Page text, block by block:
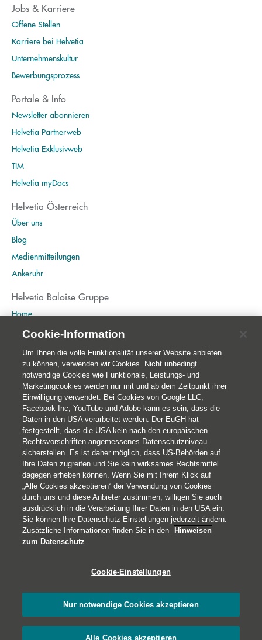
Jobs & Karriere
Offene Stellen
Karriere bei Helvetia
Unternehmenskultur
Bewerbungsprozess
Portale & Info
Newsletter abonnieren
Helvetia Partnerweb
Helvetia Exklusivweb
TIM
Helvetia myDocs
Helvetia Österreich
Über uns
Blog
Medienmitteilungen
Ankeruhr
Helvetia Baloise Gruppe
Home
Publikationen
Nachhaltigkeit
© 2026 Helvetia Versicherungen AG
Hoher Markt 10-11
1010 Wien
+43 50 222-1000
Impressum
Rechtliche Hinweise
Cookie-Information
Um Ihnen die volle Funktionalität unserer Website anbieten
zu können, verwenden wir Cookies. Nicht unbedingt
notwendige Cookies wie Funktionale, Leistungs- und
Marketingcookies werden nur mit und ab dem Zeitpunkt ihrer
Einwilligung verwendet. Bei Cookies von Google LLC,
Facebook Inc, YouTube und Adobe kann es sein, dass die
Daten in den USA verarbeitet werden. Der EuGH hat
festgestellt, dass die USA kein nach den europäischen
Rechtsvorschriften angemessenes Datenschutzniveau
sicherstellen. Es ist daher möglich, dass US-Behörden auf
Ihre Daten zugreifen und Sie kein wirksames Rechtsmittel
dagegen erheben können. Wenn Sie mit Ihrem Klick auf
„Alle Cookies akzeptieren“ der Verwendung von Cookies
durch uns und diese Anbieter zustimmen, willigen Sie auch
ausdrücklich in die Verarbeitung Ihrer Daten in den USA ein.
Sie können Ihre Datenschutz-Einstellungen jederzeit ändern.
Zusätzliche Informationen finden Sie in den
Hinweisen
zum Datenschutz.
Cookie-Einstellungen
Nur notwendige Cookies akzeptieren
Alle Cookies akzeptieren